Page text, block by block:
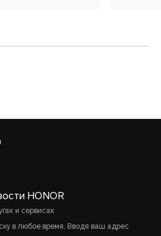
HONOR
и сервисах
в любое время. Вводя ваш адрес